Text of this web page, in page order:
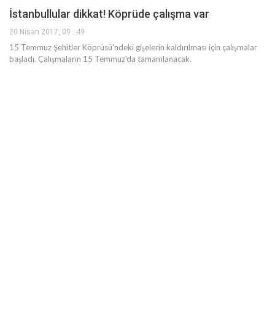
İstanbullular dikkat! Köprüde çalışma var
20 Nisan 2017, 09 : 49
15 Temmuz Şehitler Köprüsü'ndeki gişelerin kaldırılması için çalışmalar
başladı. Çalışmaların 15 Temmuz'da tamamlanacak.